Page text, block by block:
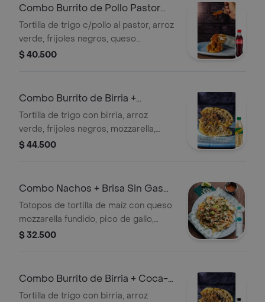
Combo Burrito de Pollo Pastor
+Cocacola Orig 400ml
Tortilla de trigo c/pollo al pastor, arroz
verde, frijoles negros, queso
mozzarella, guacamole, pico de gallo,
$ 40.500
Combo Burrito de Birria +
Schweppes Ginger Ale 400ML
Tortilla de trigo con birria, arroz
verde, frijoles negros, mozzarella,
guacamole, pico de gallo, crema
$ 44.500
Combo Nachos + Brisa Sin Gas
600ML
Totopos de tortilla de maíz con queso
mozzarella fundido, pico de gallo,
guacamole, crema agria, cebollas
$ 32.500
Combo Burrito de Birria + Coca-
Cola ZERO 400ml
Tortilla de trigo con birria, arroz